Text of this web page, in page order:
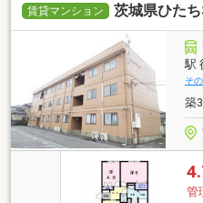
賃貸マンション 茨城県ひた
駅
そ
築
管